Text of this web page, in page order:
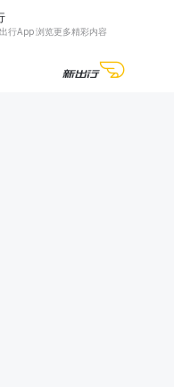
行App 浏览更多精彩内容